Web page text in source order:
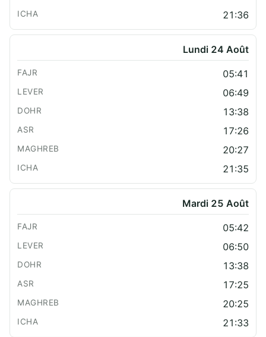
21:36
Lundi 24 Août
05:41
06:49
13:38
17:26
20:27
21:35
Mardi 25 Août
05:42
06:50
13:38
17:25
20:25
21:33